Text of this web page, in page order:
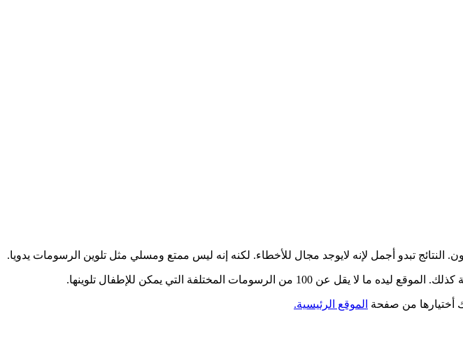
تبدو أجمل لإنه لايوجد مجال للأخطاء. لكنه إنه ليس ممتع ومسلي مثل تلوين الرسومات يدويا.
المختلفة التي يمكن للإطفال تلوينها.
الموقع الرئيسية.